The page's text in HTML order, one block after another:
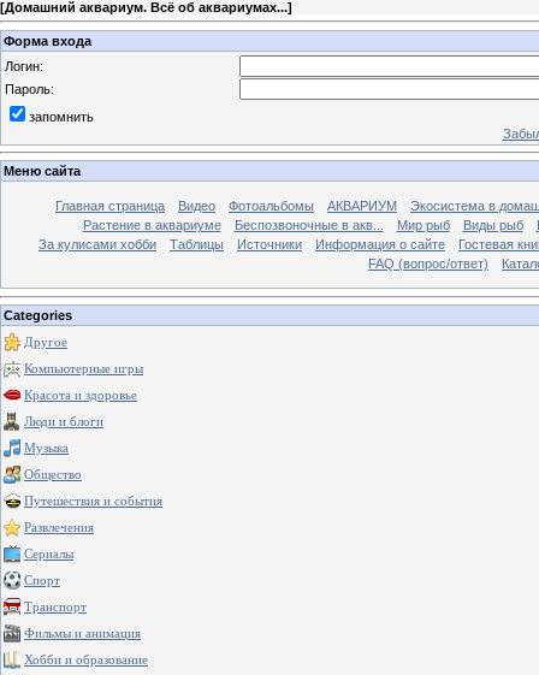
[Домашний аквариум. Всё об аквариумах...]
Форма входа
Логин:
Пароль:
запомнить
Меню сайта
Главная страница Видео Фотоальбомы АКВАРИУМ
Экосистема в
Растение в аквариуме
Беспозвоночные в акв... Мир рыб Виды рыб
За кулисами хобби
Таблицы Источники Информация о сайте
Гостевая
FAQ (вопрос/ответ)
Categories
Другое
Компьютерные игры
Красота и здоровье
Люди и блоги
Музыка
Общество
Путешествия и события
Развлечения
Сериалы
Спорт
Транспорт
Фильмы и анимация
Хобби и образование